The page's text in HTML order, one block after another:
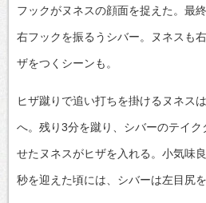
フックがヌネスの顔面を捉えた。最
右フックを振るうシバー。ヌネスも
ザをつくシーンも。
ヒザ蹴りで追い打ちを掛けるヌネス
へ。残り3分を蹴り、シバーのテイ
せたヌネスがヒザを入れる。小気味
秒を迎えた頃には、シバーは左目尻